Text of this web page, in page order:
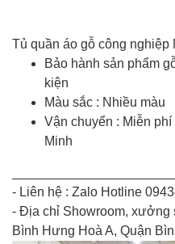
Tủ quần áo gỗ công nghiệp
Bảo hành sản phẩm
kiện
Màu sắc : Nhiều màu
Vận chuyển : Miễn
Minh
- Liên hệ : Zalo Hotline
- Địa chỉ Showroom, xưởng
Bình Hưng Hoà A, Quận